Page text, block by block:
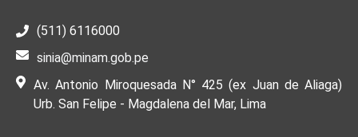
(511) 6116000
sinia@minam.gob.pe
Av. Antonio Miroquesada N° 425 (ex Juan de Aliaga)
Urb. San Felipe - Magdalena del Mar, Lima